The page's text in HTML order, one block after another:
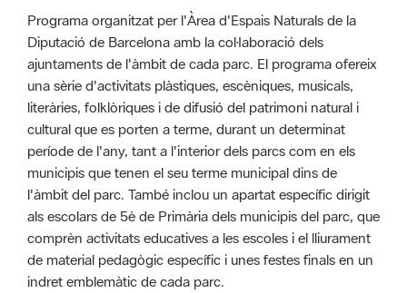
Programa organitzat per l'Àrea d'Espais Naturals de la
Diputació de Barcelona amb la col·laboració dels
ajuntaments de l'àmbit de cada parc. El programa ofereix
una sèrie d'activitats plàstiques, escèniques, musicals,
literàries, folklòriques i de difusió del patrimoni natural i
cultural que es porten a terme, durant un determinat
període de l'any, tant a l'interior dels parcs com en els
municipis que tenen el seu terme municipal dins de
l'àmbit del parc. També inclou un apartat específic dirigit
als escolars de 5è de Primària dels municipis del parc, que
comprèn activitats educatives a les escoles i el lliurament
de material pedagògic específic i unes festes finals en un
indret emblemàtic de cada parc.